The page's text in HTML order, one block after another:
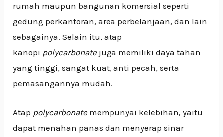
rumah maupun bangunan komersial seperti
gedung perkantoran, area perbelanjaan, dan lain
sebagainya. Selain itu, atap
kanopi polycarbonate juga memiliki daya tahan
yang tinggi, sangat kuat, anti pecah, serta
pemasangannya mudah.
Atap polycarbonate mempunyai kelebihan, yaitu
dapat menahan panas dan menyerap sinar